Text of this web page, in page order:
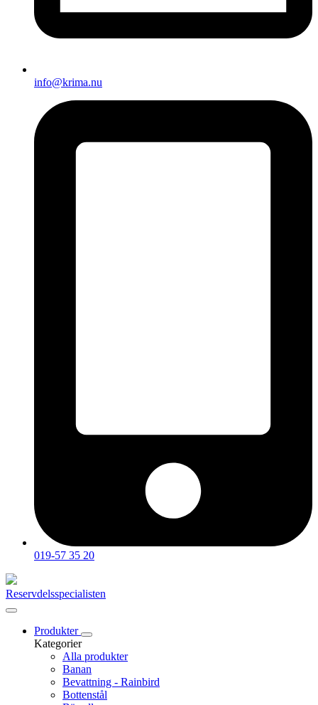
info@krima.nu
019-57 35 20
Reservdelsspecialisten
Produkter
Kategorier
Alla produkter
Banan
Bevattning - Rainbird
Bottenstål